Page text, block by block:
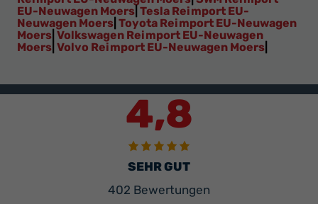
EU-Neuwagen Moers Tesla Reimport EU-
Neuwagen Moers Toyota Reimport EU-Neuwagen
Moers Volkswagen Reimport EU-Neuwagen
Moers Volvo Reimport EU-Neuwagen Moers
4,8
SEHR GUT
402 Bewertungen